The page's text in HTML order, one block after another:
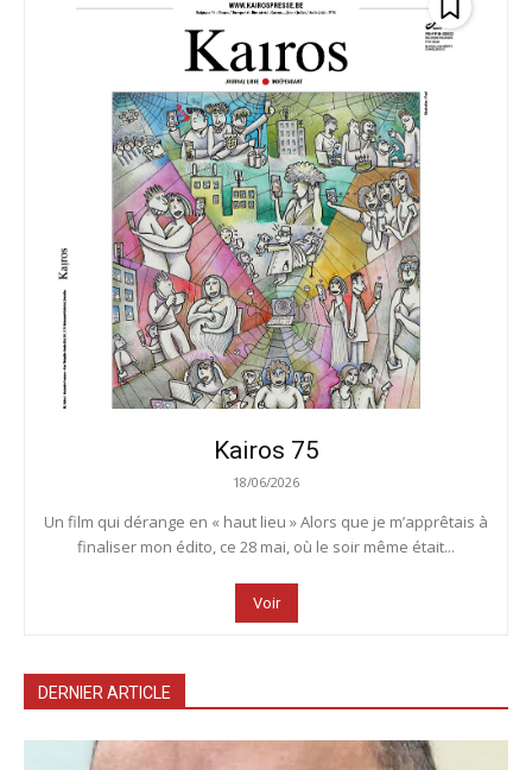
Kairos 75
18/06/2026
Un film qui dérange en « haut lieu » Alors que je m’apprêtais à
finaliser mon édito, ce 28 mai, où le soir même était...
Voir
DERNIER ARTICLE